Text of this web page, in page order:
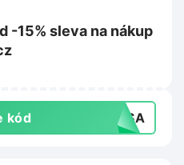
-15% sleva na nákup
kód 5ASA